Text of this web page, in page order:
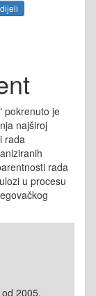
pokrenuto je
najširoj
rada
rada
u procesu
2005.